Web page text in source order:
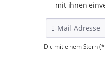
mit ihnen
Die mit einem Stern